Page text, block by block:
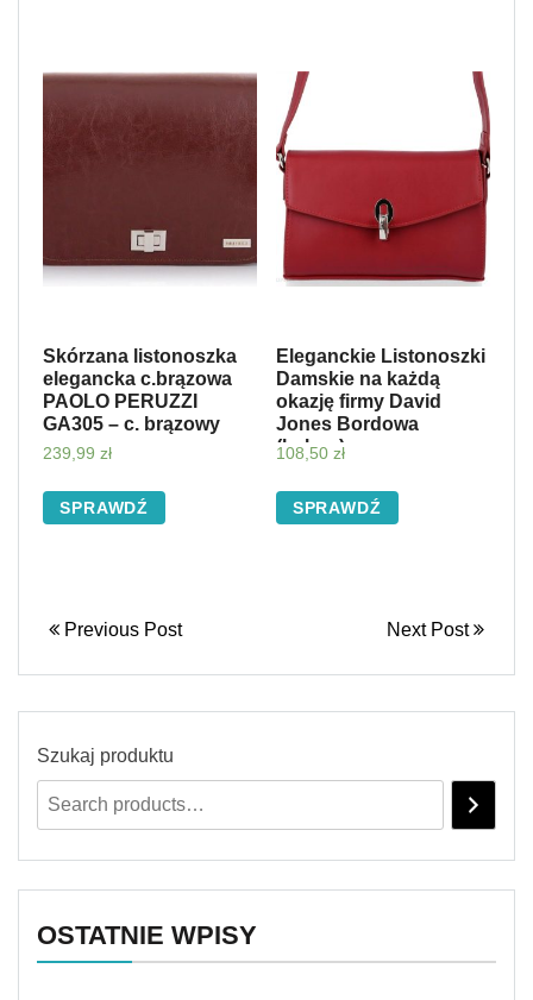
Skórzana listonoszka
elegancka c.brązowa
PAOLO PERUZZI
GA305 – c. brązowy
239,99 zł
SPRAWDŹ
Eleganckie Listonoszki
Damskie na każdą
okazję firmy David
Jones Bordowa
(kolory)
108,50 zł
SPRAWDŹ
Previous Post Next Post
Szukaj produktu
OSTATNIE WPISY